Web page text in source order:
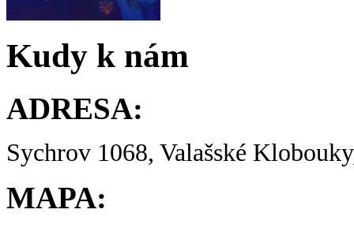
Kudy k nám
ADRESA:
Sychrov 1068, Valašské
MAPA: